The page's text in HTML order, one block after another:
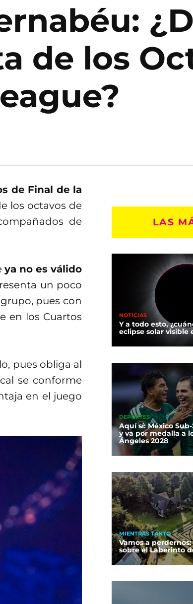
de los
de Final de la
los octavos de
de
ya no es válido
un poco
pues con
en los Cuartos
pues obliga al
se conforme
en el juego
LAS
NOTICIAS
Y a todo esto,
eclipse solar visible
DEPORTES
Aquí sí: México
y va por medalla a
Ángeles 2028
MIENTRAS TANTO
Vamos a
sobre el Laberinto